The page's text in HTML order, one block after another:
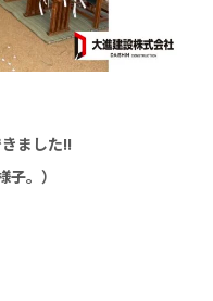
ました!!
。）